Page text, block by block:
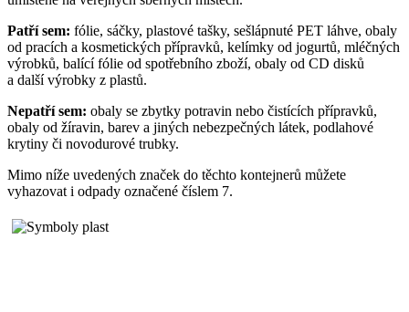
Patří sem: fólie, sáčky, plastové tašky, sešlápnuté PET láhve, obaly
od pracích a kosmetických přípravků, kelímky od jogurtů, mléčných
výrobků, balící fólie od spotřebního zboží, obaly od CD disků
a další výrobky z plastů.
Nepatří sem: obaly se zbytky potravin nebo čistících přípravků,
obaly od žíravin, barev a jiných nebezpečných látek, podlahové
krytiny či novodurové trubky.
Mimo níže uvedených značek do těchto kontejnerů můžete
vyhazovat i odpady označené číslem 7.